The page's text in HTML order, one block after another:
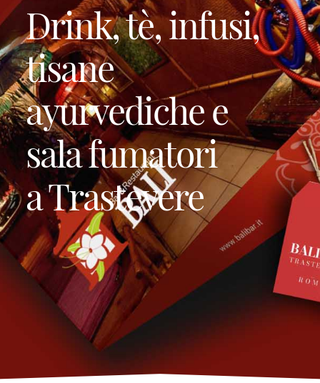
Drink, tè, infusi,
tisane
ayurvediche e
sala fumatori
a Trastevere